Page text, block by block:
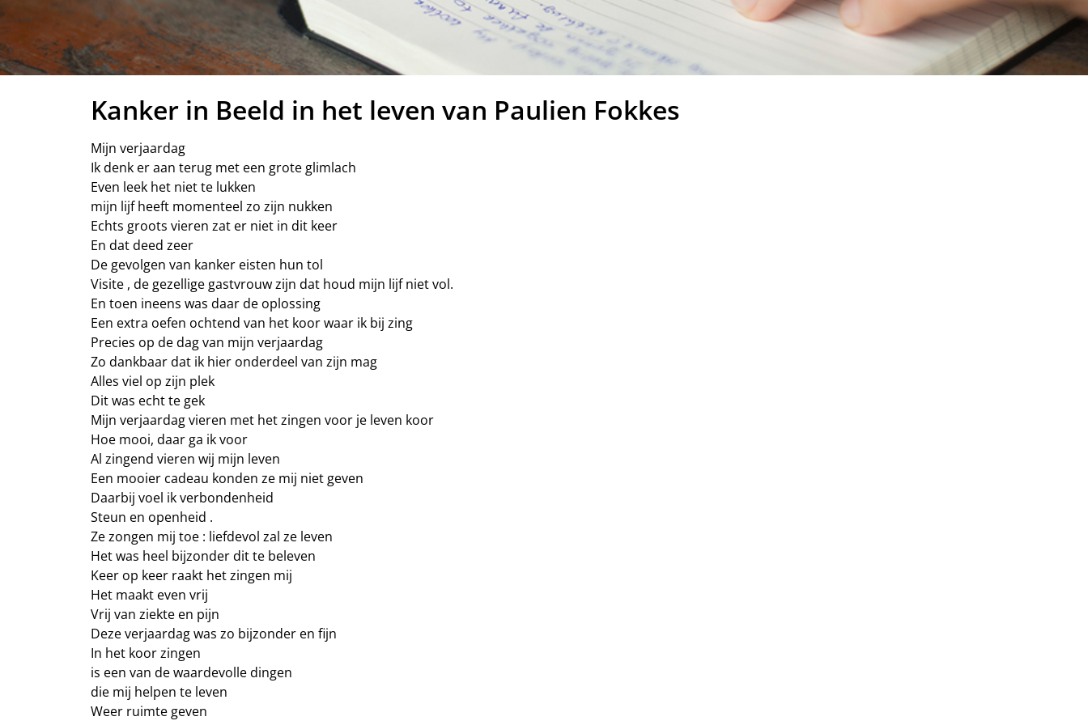
Kanker in Beeld in het leven van Paulien Fokkes
Mijn verjaardag
Ik denk er aan terug met een grote glimlach
Even leek het niet te lukken
mijn lijf heeft momenteel zo zijn nukken
Echts groots vieren zat er niet in dit keer
En dat deed zeer
De gevolgen van kanker eisten hun tol
Visite , de gezellige gastvrouw zijn dat houd mijn lijf niet vol.
En toen ineens was daar de oplossing
Een extra oefen ochtend van het koor waar ik bij zing
Precies op de dag van mijn verjaardag
Zo dankbaar dat ik hier onderdeel van zijn mag
Alles viel op zijn plek
Dit was echt te gek
Mijn verjaardag vieren met het zingen voor je leven koor
Hoe mooi, daar ga ik voor
Al zingend vieren wij mijn leven
Een mooier cadeau konden ze mij niet geven
Daarbij voel ik verbondenheid
Steun en openheid .
Ze zongen mij toe : liefdevol zal ze leven
Het was heel bijzonder dit te beleven
Keer op keer raakt het zingen mij
Het maakt even vrij
Vrij van ziekte en pijn
Deze verjaardag was zo bijzonder en fijn
In het koor zingen
is een van de waardevolle dingen
die mij helpen te leven
Weer ruimte geven